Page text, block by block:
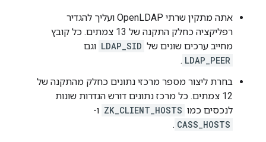
אתה מתקין שרתי OpenLDAP ועליך להגדיר
רפליקציה כחלק התקנה של 13 צמתים. כל קובץ
מחייב ערכים שונים של LDAP_SID וגם
LDAP_PEER
.
בחרת ליצור מספר מרכזי נתונים כחלק מהתקנה של
12 צמתים. כל מרכז נתונים דורש הגדרות שונות
לנכסים כמו ZK_CLIENT_HOSTS ו-
CASS_HOSTS
.